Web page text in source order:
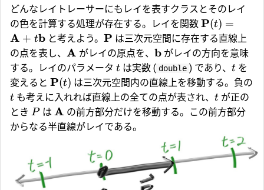
どんなレイトレーサーにもレイを表すクラスとそのレイ
の色を計算する処理が存在する。レイを関数 P(t) =
A + tbと考えよう。 P は三次元空間に存在する直線上
の点を表し、 A がレイの原点を、 b がレイの方向を意味
する。レイのパラメータ t は実数 ( double ) であり、 t を
変えると P(t) は三次元空間内の直線上を移動する。負の
t も考えに入れれば直線上の全ての点が表され、 t が正の
とき Pは A の前方部分だけを移動する。この前方部分
からなる半直線がレイである。